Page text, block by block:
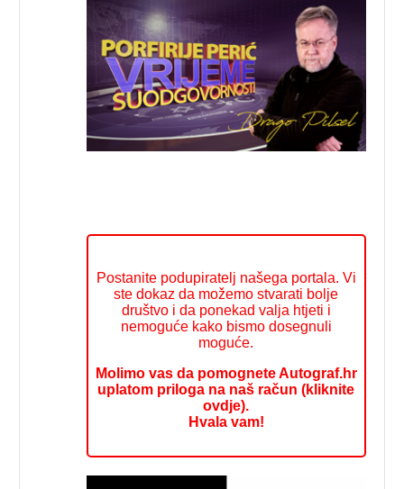
Postanite podupiratelj našega portala. Vi
ste dokaz da možemo stvarati bolje
društvo i da ponekad valja htjeti i
nemoguće kako bismo dosegnuli
moguće.
Molimo vas da pomognete Autograf.hr
uplatom priloga na naš račun (kliknite
ovdje).
Hvala vam!